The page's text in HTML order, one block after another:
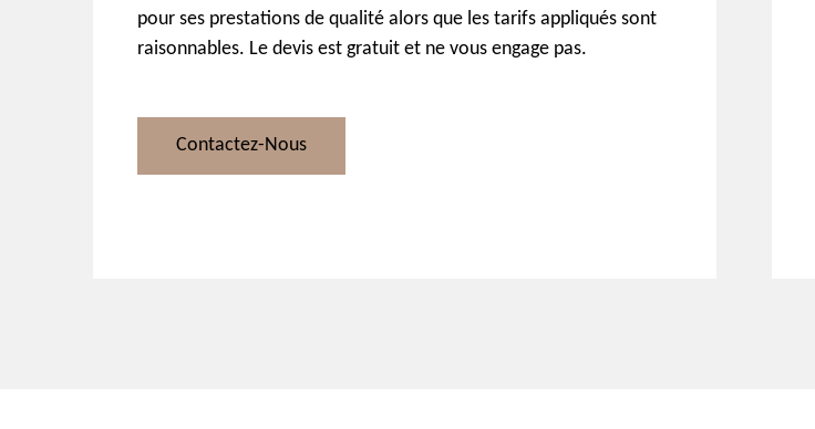
pour ses prestations de qualité alors que les tarifs appliqués sont
raisonnables. Le devis est gratuit et ne vous engage pas.
Contactez-Nous